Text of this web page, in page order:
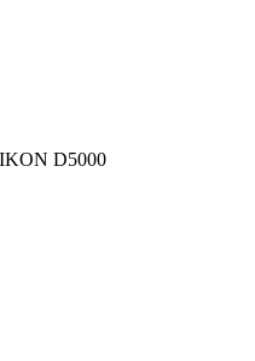
D5000